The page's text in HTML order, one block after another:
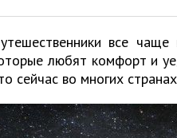
все
любят комфорт и
сейчас во многих